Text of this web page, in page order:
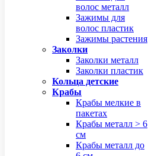
волос металл
Зажимы для
волос пластик
Зажимы растения
Заколки
Заколки металл
Заколки пластик
Кольца детские
Крабы
Крабы мелкие в
пакетах
Крабы металл > 6
см
Крабы металл до